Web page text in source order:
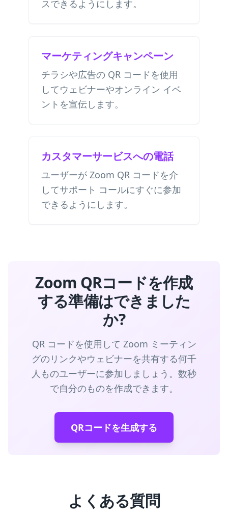
スできるようにします。
マーケティングキャンペーン
チラシや広告の QR コードを使用
してウェビナーやオンライン イベ
ントを宣伝します。
カスタマーサービスへの電話
ユーザーが Zoom QR コードを介
してサポート コールにすぐに参加
できるようにします。
Zoom QRコードを作成
する準備はできました
か?
QR コードを使用して Zoom ミーティン
グのリンクやウェビナーを共有する何千
人ものユーザーに参加しましょう。数秒
で自分のものを作成できます。
QRコードを生成する
よくある質問